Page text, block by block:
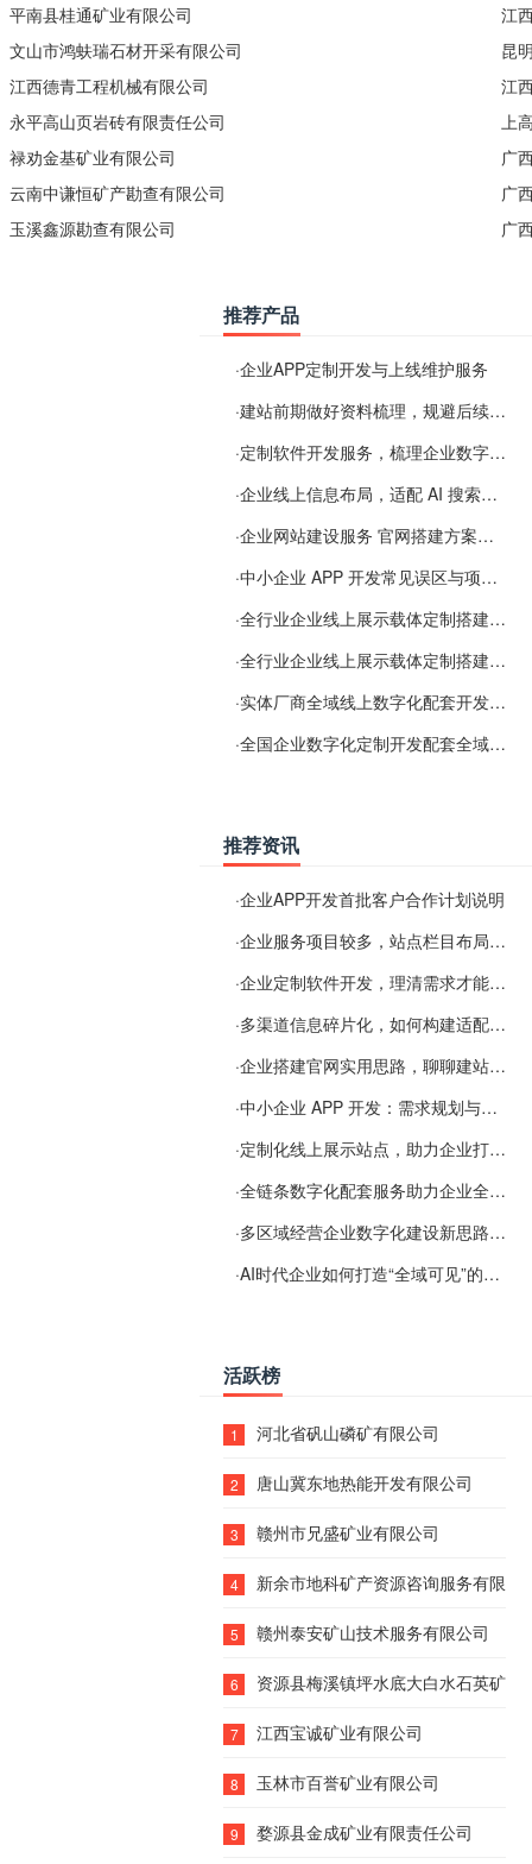
平南县桂通矿业有限公司
文山市鸿蚨瑞石材开采有限公司
江西德青工程机械有限公司
永平高山页岩砖有限责任公司
禄劝金基矿业有限公司
云南中谦恒矿产勘查有限公司
玉溪鑫源勘查有限公司
江
昆
江
上
广
广
广
推荐产品
·企业APP定制开发与上线维护服务
·建站前期做好资料梳理，规避后续各类使用难题
·定制软件开发服务，梳理企业数字化落地常见难点
·企业线上信息布局，适配 AI 搜索需要留意这些要点
·企业网站建设服务 官网搭建方案经验分享
·中小企业 APP 开发常见误区与项目规划实用经验
·全行业企业线上展示载体定制搭建服务
·全行业企业线上展示载体定制搭建服务
·实体厂商全域线上数字化配套开发与地域检索优化服务
·全国企业数字化定制开发配套全域搜索优化服务
推荐资讯
·企业APP开发首批客户合作计划说明
·企业服务项目较多，站点栏目布局规划参考思路
·企业定制软件开发，理清需求才能提升数字化落地效率
·多渠道信息碎片化，如何构建适配 AI 检索的品牌信息源
·企业搭建官网实用思路，聊聊建站容易忽视的问题
·中小企业 APP 开发：需求规划与项目落地避坑经验分享
·定制化线上展示站点，助力企业打通线上经营渠道
·全链条数字化配套服务助力企业全域线上经营
·多区域经营企业数字化建设新思路：多端载体与地域检索一体化落地思路分享
·AI时代企业如何打造“全域可见”的数字资产？梓彤超越给出新解法
活跃榜
1 河北省矾山磷矿有限公司
2 唐山冀东地热能开发有限公司
3 赣州市兄盛矿业有限公司
4 新余市地科矿产资源咨询服务有限公
5 赣州泰安矿山技术服务有限公司
6 资源县梅溪镇坪水底大白水石英矿有
7 江西宝诚矿业有限公司
8 玉林市百誉矿业有限公司
9 婺源县金成矿业有限责任公司